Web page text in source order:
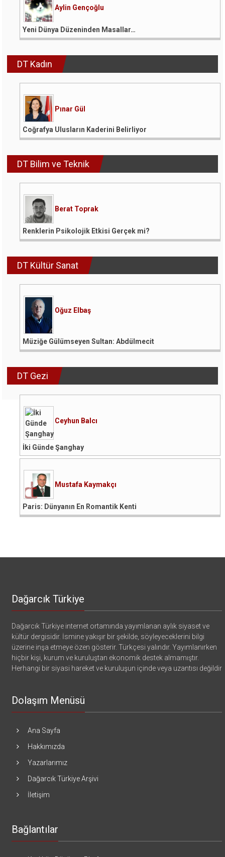
Aylin Gençoğlu
Yeni Dünya Düzeninden Masallar…
DT Kadın
Pınar Gül
Coğrafya Ulusların Kaderini Belirliyor
DT Bilim ve Teknik
Berat Toprak
Renklerin Psikolojik Etkisi Gerçek mi?
DT Kültür Sanat
Oğuz Elbaş
Müziğe Gülümseyen Sultan: Abdülmecit
DT Gezi
Ceyhun Balcı
İki Günde Şanghay
Mustafa Kaymakçı
Paris: Dünyanın En Romantik Kenti
Dağarcık Türkiye
Dağarcık Türkiye internet ortamında yayımlanan aylık siyaset ve
kültür dergisidir. İsmine yakışır bir şekilde, söyleyeceklerini bilgi
üzerine inşa etmeye özen gösterir. Türkçesi yalındır. Yayımlanırken
hiçbir kişi, kurum ve kuruluştan ekonomik destek almamıştır.
Herhangi bir siyasi hareket ve kuruluşun içinde veya uzantısı değildir
Dolaşım Menüsü
Ana Sayfa
Hakkımızda
Yazarlarımız
Dağarcık Türkiye Arşivi
İletişim
Bağlantılar